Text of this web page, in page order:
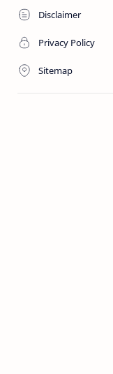
Disclaimer
Privacy Policy
Sitemap